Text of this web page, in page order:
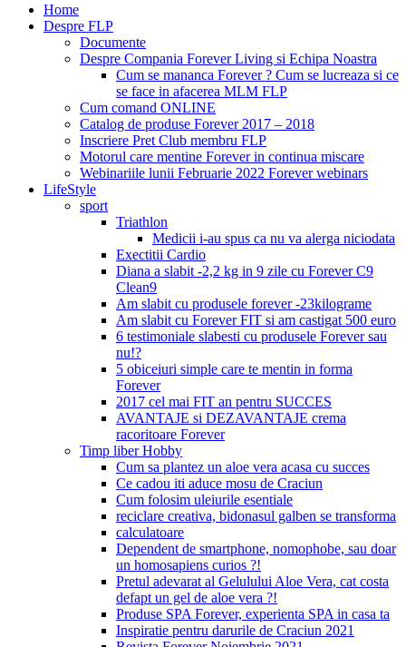
Home
Despre FLP
Documente
Despre Compania Forever Living si Echipa Noastra
Cum se mananca Forever ? Cum se lucreaza si ce
se face in afacerea MLM FLP
Cum comand ONLINE
Catalog de produse Forever 2017 – 2018
Inscriere Pret Club membru FLP
Motorul care mentine Forever in continua miscare
Webinariile lunii Februarie 2022 Forever webinars
LifeStyle
sport
Triathlon
Medicii i-au spus ca nu va alerga niciodata
Exectitii Cardio
Diana a slabit -2,2 kg in 9 zile cu Forever C9
Clean9
Am slabit cu produsele forever -23kilograme
Am slabit cu Forever FIT si am castigat 500 euro
6 testimoniale slabesti cu produsele Forever sau
nu!?
5 obiceiuri simple care te mentin in forma
Forever
2017 cel mai FIT an pentru SUCCES
AVANTAJE si DEZAVANTAJE crema
racoritoare Forever
Timp liber Hobby
Cum sa plantez un aloe vera acasa cu succes
Ce cadou iti aduce mosu de Craciun
Cum folosim uleiurile esentiale
reciclare creativa, bidonasul galben se transforma
calculatoare
Dependent de smartphone, nomophobe, sau doar
un homosapiens curios ?!
Pretul adevarat al Gelulului Aloe Vera, cat costa
defapt un gel de aloe vera ?!
Produse SPA Forever, experienta SPA in casa ta
Inspiratie pentru darurile de Craciun 2021